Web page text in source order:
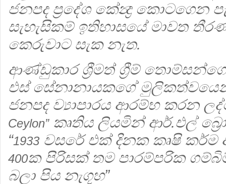
ජනපද ප්‍රදේශ කේන්‍ද්‍ර කොටගෙන
සැහැසිකම් ඉතිහාසයේ මාවත
කෙරුවාට සැක නැත.
ආණ්ඩුකාර ශ්‍රීමත් ග්‍රීම්
එස් සේනානායකගේ
ජනපද ව්‍යාපාරය ආරම්භ කරන
Ceylon”කෘතිය ලියමින් ආර්.එල්
“1933 වසරේ එක් දිනක කෘෂි කර්ම
400ක පිරිසක් තම පාරම්පරික
බලා පිය නැගූහ”